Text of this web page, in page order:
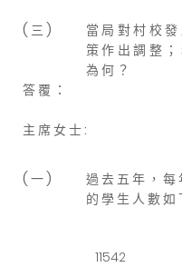
( 三 )
當 局 對 村 校
策 作 出 調 整
為 何 ？
答 覆 ：
主 席 女 士 :
( 一 )
過 去 五 年 ， 每
的 學 生 人 數 如
11542